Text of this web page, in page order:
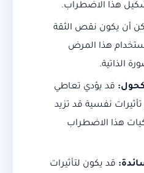
هذا الاضطراب.
أن يكون نقص الثقة
هذا المرض
الذاتية.
: قد يؤدي تعاطي
نفسية قد تزيد
هذا الاضطراب
: قد يكون لتأثيرات